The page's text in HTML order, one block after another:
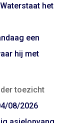
het
een
hij met
toezicht
08/2026